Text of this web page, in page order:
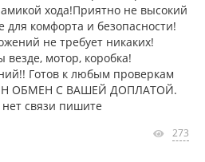
хода!Приятно не высокий
для комфорта и безопасности!
не требует никаких!
мотор, коробка!
Готов к любым проверкам
ОБМЕН С ВАШЕЙ ДОПЛАТОЙ.
связи пишите
273